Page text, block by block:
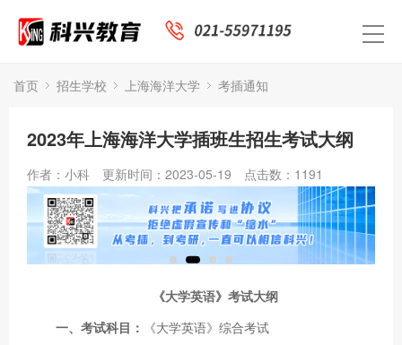
首页 招生学校 上海海洋大学 考插通知
2023年上海海洋大学插班生招生考试大纲
作者：小科 更新时间：2023-05-19 点击数： 1191
《大学英语》考试大纲
一、考试科目： 《大学英语》综合考试